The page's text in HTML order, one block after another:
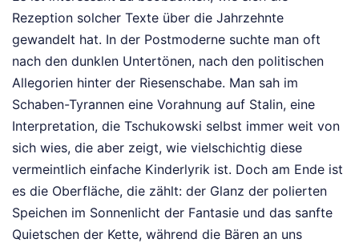
Rezeption solcher Texte über die Jahrzehnte
gewandelt hat. In der Postmoderne suchte man oft
nach den dunklen Untertönen, nach den politischen
Allegorien hinter der Riesenschabe. Man sah im
Schaben-Tyrannen eine Vorahnung auf Stalin, eine
Interpretation, die Tschukowski selbst immer weit von
sich wies, die aber zeigt, wie vielschichtig diese
vermeintlich einfache Kinderlyrik ist. Doch am Ende ist
es die Oberfläche, die zählt: der Glanz der polierten
Speichen im Sonnenlicht der Fantasie und das sanfte
Quietschen der Kette, während die Bären an uns